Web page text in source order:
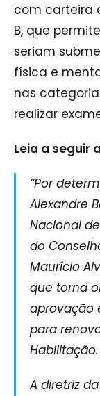
com carteira
B, que
seriam
física e
nas
realizar
Leia a seguir
“Por
Alexandre
Nacional
do
Maurício
que torna
aprovação
para
Habilitação.
A diretriz